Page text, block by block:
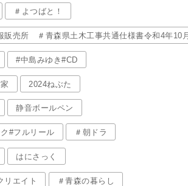
＃よつばと！
販売所 ＃青森県土木工事共通仕様書令和4年10
#中島みゆき#CD
2024ねぶた
静音ボールペン
#フルリール ＃朝ドラ
はにさっく
リエイト ＃青森の暮らし